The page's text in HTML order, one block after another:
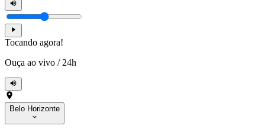
Tocando agora!
Ouça ao vivo / 24h
Belo Horizonte